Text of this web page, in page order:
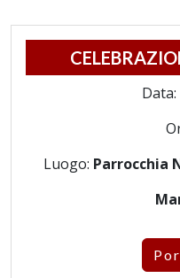
Data:
Luogo: Parrocchia